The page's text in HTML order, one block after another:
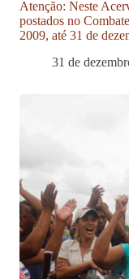
Atenção: Neste
postados no
2009, até 31 de
31 de